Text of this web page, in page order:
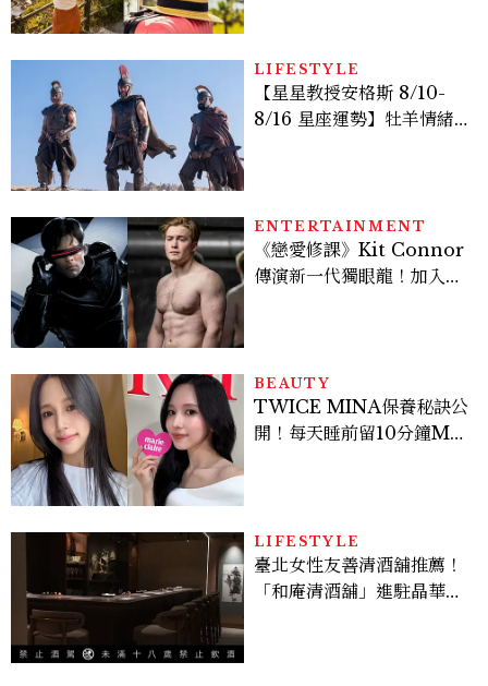
LIFESTYLE
【星星教授安格斯 8/10-
8/16 星座運勢】牡羊情緒
ENTERTAINMENT
《戀愛修課》Kit Connor
傳演新一代獨眼龍！加入新
BEAUTY
TWICE MINA保養秘訣公
開！每天睡前留10分鐘ME
LIFESTYLE
臺北女性友善清酒舖推薦！
「和庵清酒舖」進駐晶華酒